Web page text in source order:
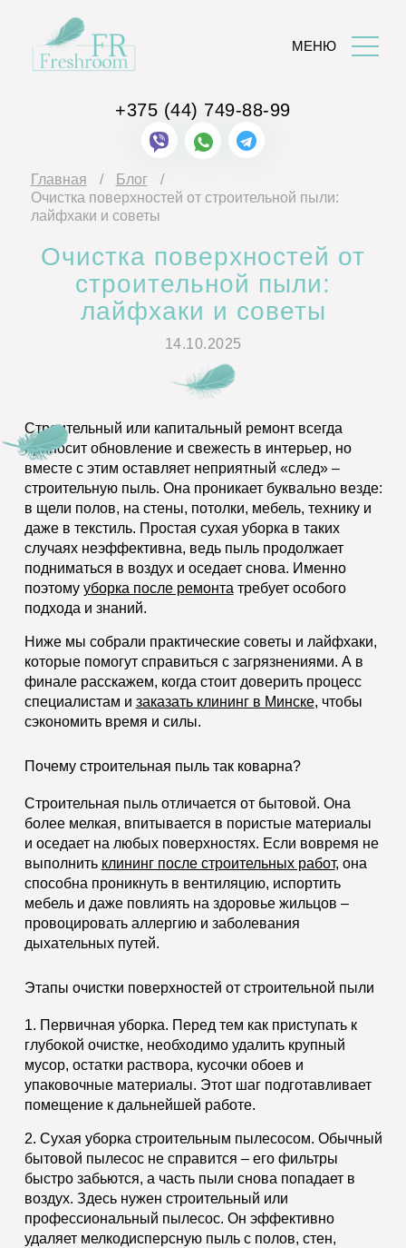
МЕНЮ
+375 (44) 749-88-99
Главная
Блог
Очистка поверхностей от строительной пыли:
лайфхаки и советы
Очистка поверхностей от
строительной пыли:
лайфхаки и советы
14.10.2025
Строительный или капитальный ремонт всегда
приносит обновление и свежесть в интерьер, но
вместе с этим оставляет неприятный «след» –
строительную пыль. Она проникает буквально везде:
в щели полов, на стены, потолки, мебель, технику и
даже в текстиль. Простая сухая уборка в таких
случаях неэффективна, ведь пыль продолжает
подниматься в воздух и оседает снова. Именно
поэтому уборка после ремонтатребует особого
подхода и знаний.
Ниже мы собрали практические советы и лайфхаки,
которые помогут справиться с загрязнениями. А в
финале расскажем, когда стоит доверить процесс
специалистам и заказать клининг в Минске, чтобы
сэкономить время и силы.
Почему строительная пыль так коварна?
Строительная пыль отличается от бытовой. Она
более мелкая, впитывается в пористые материалы
и оседает на любых поверхностях. Если вовремя не
выполнить клининг после строительных работ, она
способна проникнуть в вентиляцию, испортить
мебель и даже повлиять на здоровье жильцов –
провоцировать аллергию и заболевания
дыхательных путей.
Этапы очистки поверхностей от строительной пыли
1. Первичная уборка. Перед тем как приступать к
глубокой очистке, необходимо удалить крупный
мусор, остатки раствора, кусочки обоев и
упаковочные материалы. Этот шаг подготавливает
помещение к дальнейшей работе.
2. Сухая уборка строительным пылесосом. Обычный
бытовой пылесос не справится – его фильтры
быстро забьются, а часть пыли снова попадает в
воздух. Здесь нужен строительный или
профессиональный пылесос. Он эффективно
удаляет мелкодисперсную пыль с полов, стен,